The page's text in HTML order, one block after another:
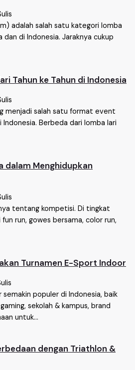
adalah salah satu kategori lomba
dan di Indonesia. Jaraknya cukup
Tahun ke Tahun di Indonesia
menjadi salah satu format event
Berbeda dari lomba lari
dalam Menghidupkan
tentang kompetisi. Di tingkat
run, gowes bersama, color run,
Turnamen E-Sport Indoor
populer di Indonesia, baik
sekolah & kampus, brand
untuk...
dengan Triathlon &